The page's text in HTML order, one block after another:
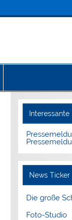
Interessante
News Ticker
Die große
Foto-Studio